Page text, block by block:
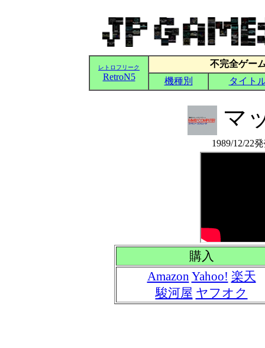
マ
1989/12/22
購入
Amazon Yahoo! 楽天
駿河屋 ヤフオク